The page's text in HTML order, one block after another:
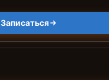
Записаться